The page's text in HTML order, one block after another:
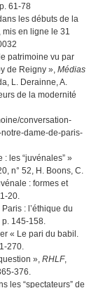
61-78
les débuts de la
mis en ligne le 31
patrimoine vu par
de Reigny », Médias
L. Derainne, A.
de la modernité
conversation-
dame-de-paris-
les “juvénales” »
n° 52, H. Boons, C.
: formes et
20.
: l’éthique du
p. 145-158.
« Le pari du babil.
270.
», RHLF,
376.
les “spectateurs” de